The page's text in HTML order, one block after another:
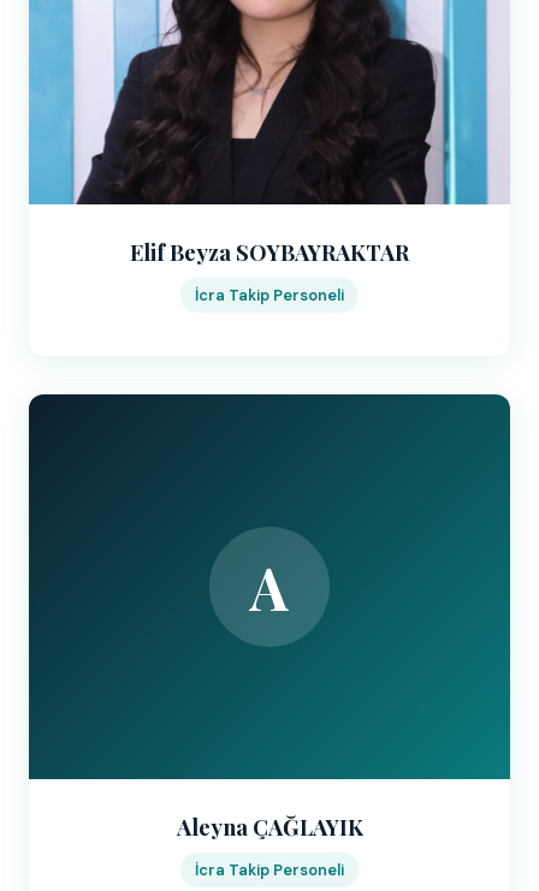
Elif Beyza SOYBAYRAKTAR
İcra Takip Personeli
A
Aleyna ÇAĞLAYIK
İcra Takip Personeli